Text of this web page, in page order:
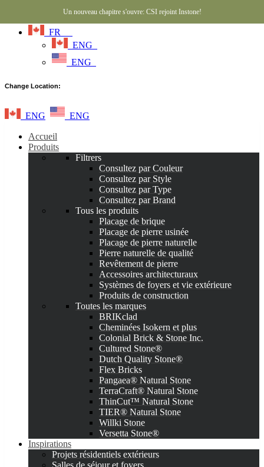
FR
ENG
ENG
Un nouveau chapitre s'ouvre: CSI rejoint Instone!
Change Location:
ENG ENG
Accueil
Produits
Filtrers
Consultez par Couleur
Consultez par Style
Consultez par Type
Consultez par Brand
Tous les produits
Placage de brique
Placage de pierre usinée
Placage de pierre naturelle
Pierre naturelle de qualité
Revêtement de pierre
Accessoires architecturaux
Systèmes de foyers et vie extérieure
Produits de construction
Toutes les marques
BRIKclad
Cheminées Isokern et plus
Colonial Brick & Stone Inc.
Cultured Stone®
Dutch Quality Stone®
Flex Bricks
Pangaea® Natural Stone
TerraCraft® Natural Stone
ThinCut™ Natural Stone
TIER® Natural Stone
Willki Stone
Versetta Stone®
Inspirations
Projets résidentiels extérieurs
Salles de séjour et foyers